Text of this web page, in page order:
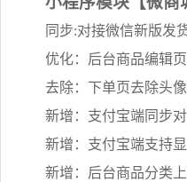
同步:对接微信新版发
优化：后台商品编辑
去除：下单页去除头
新增：支付宝端同步
新增：支付宝端支持
新增：后台商品分类